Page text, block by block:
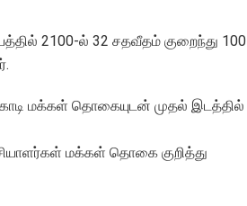
2100-ல் 32 சதவீதம் குறைந்து 100
மக்கள் தொகையுடன் முதல் இடத்தில்
மக்கள் தொகை குறித்து